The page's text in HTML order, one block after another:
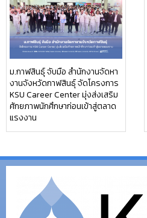
ม.กาฬสินธุ์ จับมือ สำนักงานจัดหา
งานจังหวัดกาฬสินธุ์ จัดโครงการ
KSU Career Center มุ่งส่งเสริม
ศักยภาพนักศึกษาก่อนเข้าสู่ตลาด
แรงงาน